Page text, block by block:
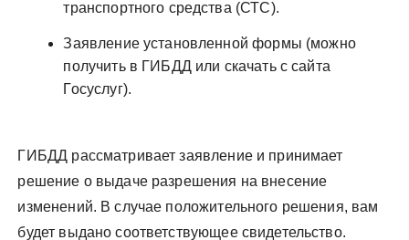
транспортного средства (СТС).
Заявление установленной формы (можно
получить в ГИБДД или скачать с сайта
Госуслуг).
ГИБДД рассматривает заявление и принимает
решение о выдаче разрешения на внесение
изменений. В случае положительного решения, вам
будет выдано соответствующее свидетельство.